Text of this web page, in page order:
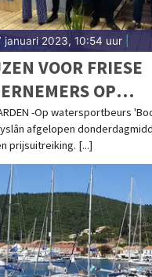
januari 2023, 10:54 uur|
VOOR FRIESE
OP
-Op watersportbeurs
afgelopen
prijsuitreiking. [...]